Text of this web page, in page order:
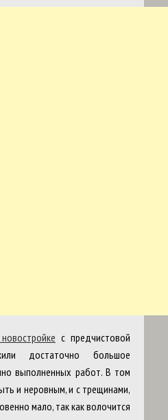
с предчистовой
достаточно большое
выполненных работ. В том
и неровным, и с трещинами,
мало, так как волочится